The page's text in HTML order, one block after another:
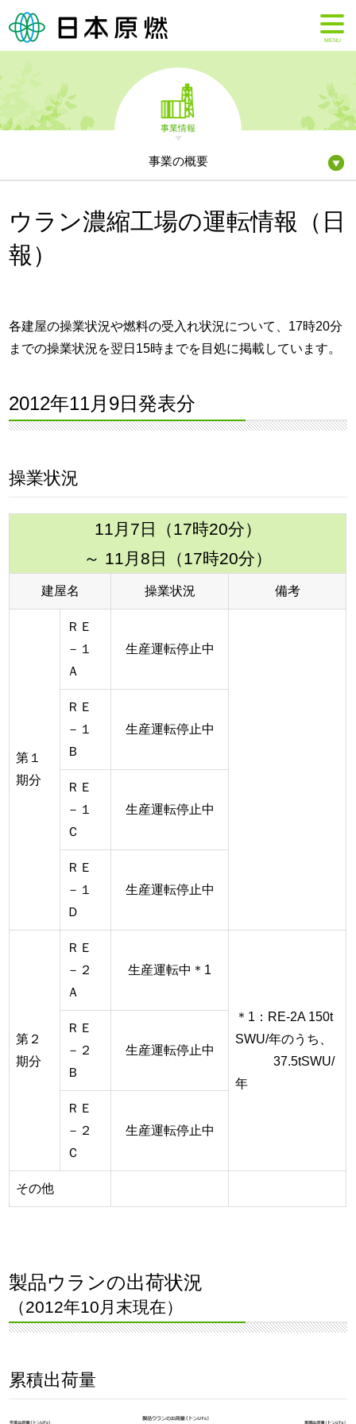
MENU
事業情報
事業の概要
ウラン濃縮工場の運転情報（日
報）
各建屋の操業状況や燃料の受入れ状況について、17時20分
までの操業状況を翌日15時までを目処に掲載しています。
2012年11月9日発表分
操業状況
11月7日（17時20分）
～ 11月8日（17時20分）
建屋名 操業状況 備考
第１
期分
ＲＥ
－１
Ａ
生産運転停止中
ＲＥ
－１
Ｂ
生産運転停止中
ＲＥ
－１
Ｃ
生産運転停止中
ＲＥ
－１
Ｄ
生産運転停止中
第２
期分
ＲＥ
－２
Ａ
生産運転中＊1
＊1：RE-2A 150t
SWU/年のうち、
37.5tSWU/
年
ＲＥ
－２
Ｂ
生産運転停止中
ＲＥ
－２
Ｃ
生産運転停止中
その他
製品ウランの出荷状況
（2012年10月末現在）
累積出荷量